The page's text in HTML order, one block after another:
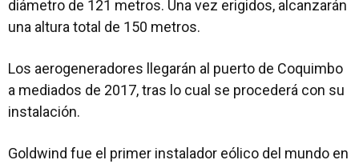
diámetro de 121 metros. Una vez erigidos, alcanzarán
una altura total de 150 metros.
Los aerogeneradores llegarán al puerto de Coquimbo
a mediados de 2017, tras lo cual se procederá con su
instalación.
Goldwind fue el primer instalador eólico del mundo en